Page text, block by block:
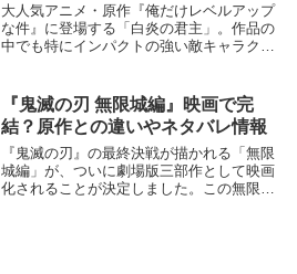
大人気アニメ・原作『俺だけレベルアップ
な件』に登場する「白炎の君主」。作品の
中でも特にインパクトの強い敵キャラクタ
事では、「白炎の正体」「どんな能力を持
っているのか...
『鬼滅の刃 無限城編』映画で完
結？原作との違いやネタバレ情報
『鬼滅の刃』の最終決戦が描かれる「無限
城編」が、ついに劇場版三部作として映画
化されることが決定しました。この無限城